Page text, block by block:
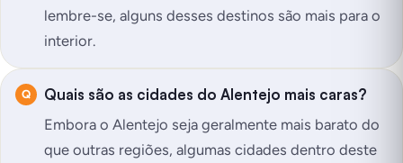
lembre-se, alguns desses destinos são mais para o
interior.
Quais são as cidades do Alentejo mais caras?
Embora o Alentejo seja geralmente mais barato do
que outras regiões, algumas cidades dentro deste